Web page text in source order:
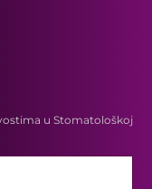
u Stomatološkoj